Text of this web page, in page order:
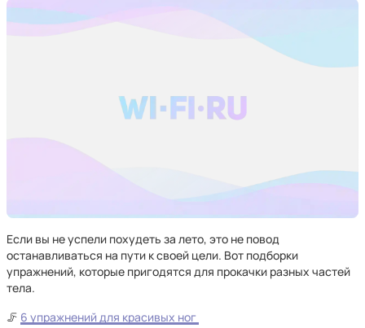
Если вы не успели похудеть за лето, это не повод
останавливаться на пути к своей цели. Вот подборки
упражнений, которые пригодятся для прокачки разных частей
тела.
🦵 6 упражнений для красивых ног